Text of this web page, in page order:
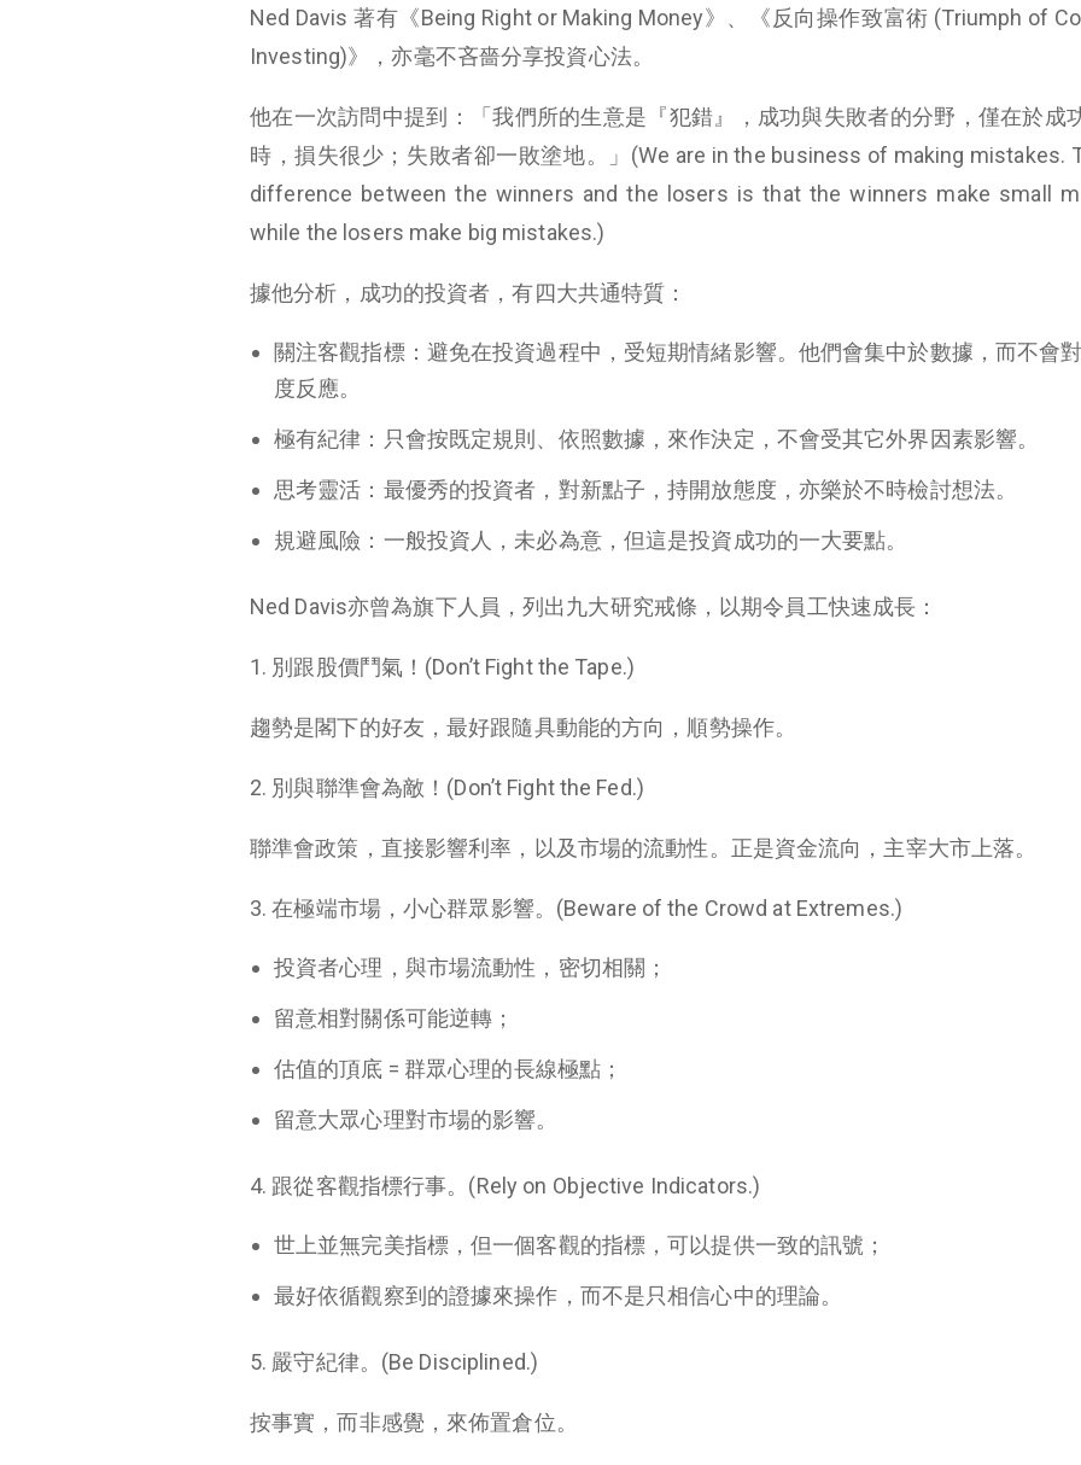
Ned Davis 著有《Being Right or Making Money》、《反向操作致富術 (Triumph of
Investing)》，亦毫不吝嗇分享投資心法。
他在一次訪問中提到：「我們所的生意是『犯錯』，成功與失敗者的分野，僅在於成
時，損失很少；失敗者卻一敗塗地。」(We are in the business of making mistakes.
difference between the winners and the losers is that the winners make small
while the losers make big mistakes.)
據他分析，成功的投資者，有四大共通特質：
關注客觀指標：避免在投資過程中，受短期情緒影響。他們會集中於數據，而不會
度反應。
極有紀律：只會按既定規則、依照數據，來作決定，不會受其它外界因素影響。
思考靈活：最優秀的投資者，對新點子，持開放態度，亦樂於不時檢討想法。
規避風險：一般投資人，未必為意，但這是投資成功的一大要點。
Ned Davis亦曾為旗下人員，列出九大研究戒條，以期令員工快速成長：
1. 別跟股價鬥氣！(Don’t Fight the Tape.)
趨勢是閣下的好友，最好跟隨具動能的方向，順勢操作。
2. 別與聯準會為敵！(Don’t Fight the Fed.)
聯準會政策，直接影響利率，以及市場的流動性。正是資金流向，主宰大市上落。
3. 在極端市場，小心群眾影響。(Beware of the Crowd at Extremes.)
投資者心理，與市場流動性，密切相關；
留意相對關係可能逆轉；
估值的頂底 = 群眾心理的長線極點；
留意大眾心理對市場的影響。
4. 跟從客觀指標行事。(Rely on Objective Indicators.)
世上並無完美指標，但一個客觀的指標，可以提供一致的訊號；
最好依循觀察到的證據來操作，而不是只相信心中的理論。
5. 嚴守紀律。(Be Disciplined.)
按事實，而非感覺，來佈置倉位。